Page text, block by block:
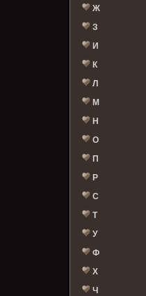
Ж
З
И
К
Л
М
Н
О
П
Р
С
Т
У
Ф
Х
Ч